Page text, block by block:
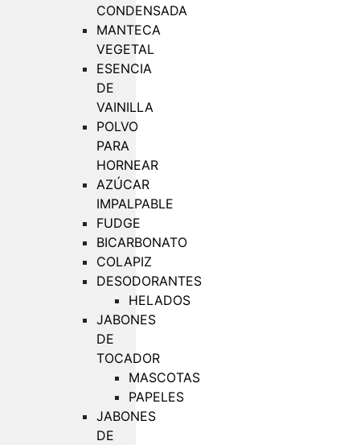
CONDENSADA
MANTECA
VEGETAL
ESENCIA
DE
VAINILLA
POLVO
PARA
HORNEAR
AZÚCAR
IMPALPABLE
FUDGE
BICARBONATO
COLAPIZ
DESODORANTES
HELADOS
JABONES
DE
TOCADOR
MASCOTAS
PAPELES
JABONES
DE